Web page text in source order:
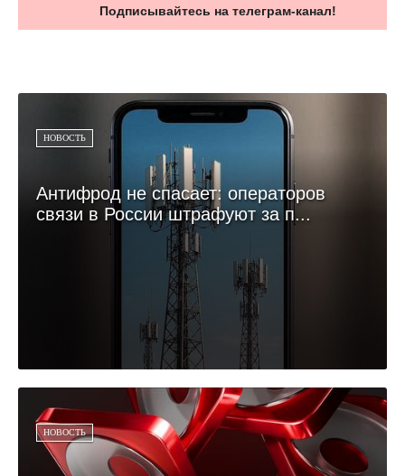
Подписывайтесь на телеграм-канал!
НОВОСТЬ
Антифрод не спасает: операторов
связи в России штрафуют за п...
НОВОСТЬ